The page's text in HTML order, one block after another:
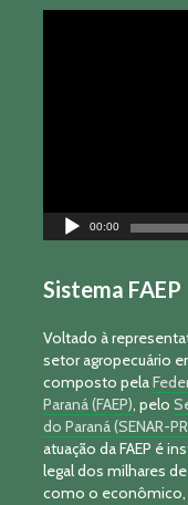
00:00
Sistema FAEP
Voltado à
setor agropecuário
composto pela
Paraná (FAEP), pelo
do Paraná (SENAR-
atuação da FAEP é
legal dos milhares
como o econômico,